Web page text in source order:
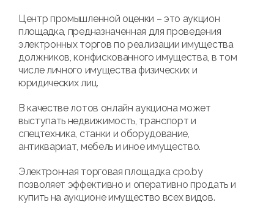
Центр промышленной оценки – это аукцион
площадка, предназначенная для проведения
электронных торгов по реализации имущества
должников, конфискованного имущества, в том
числе личного имущества физических и
юридических лиц.
В качестве лотов онлайн аукциона может
выступать недвижимость, транспорт и
спецтехника, станки и оборудование,
антиквариат, мебель и иное имущество.
Электронная торговая площадка cpo.by
позволяет эффективно и оперативно продать и
купить на аукционе имущество всех видов.